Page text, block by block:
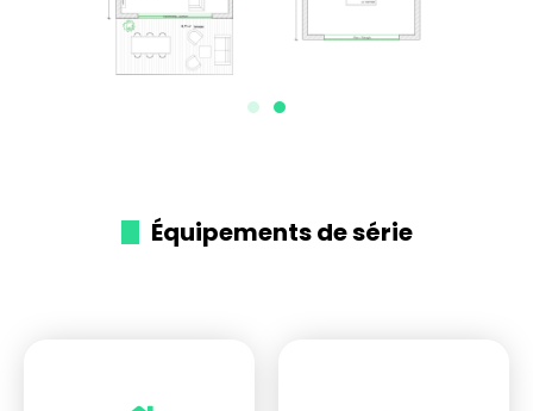
Équipements de série